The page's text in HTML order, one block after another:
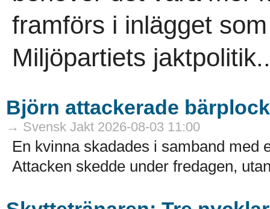
framförs i inlägget
Miljöpartiets
Björn attackerade
→ Svensk Jakt 2026-08-03 11:00
En kvinna skadades i samband med
Attacken skedde under fredagen,